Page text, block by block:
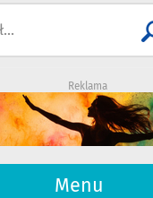
Reklama
Menu